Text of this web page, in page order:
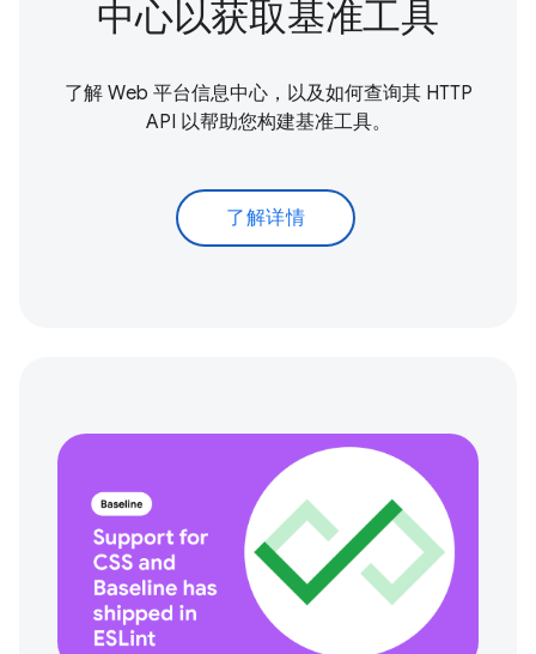
中心以获取基准工具
了解 Web 平台信息中心，以及如何查询其 HTTP
API 以帮助您构建基准工具。
了解详情